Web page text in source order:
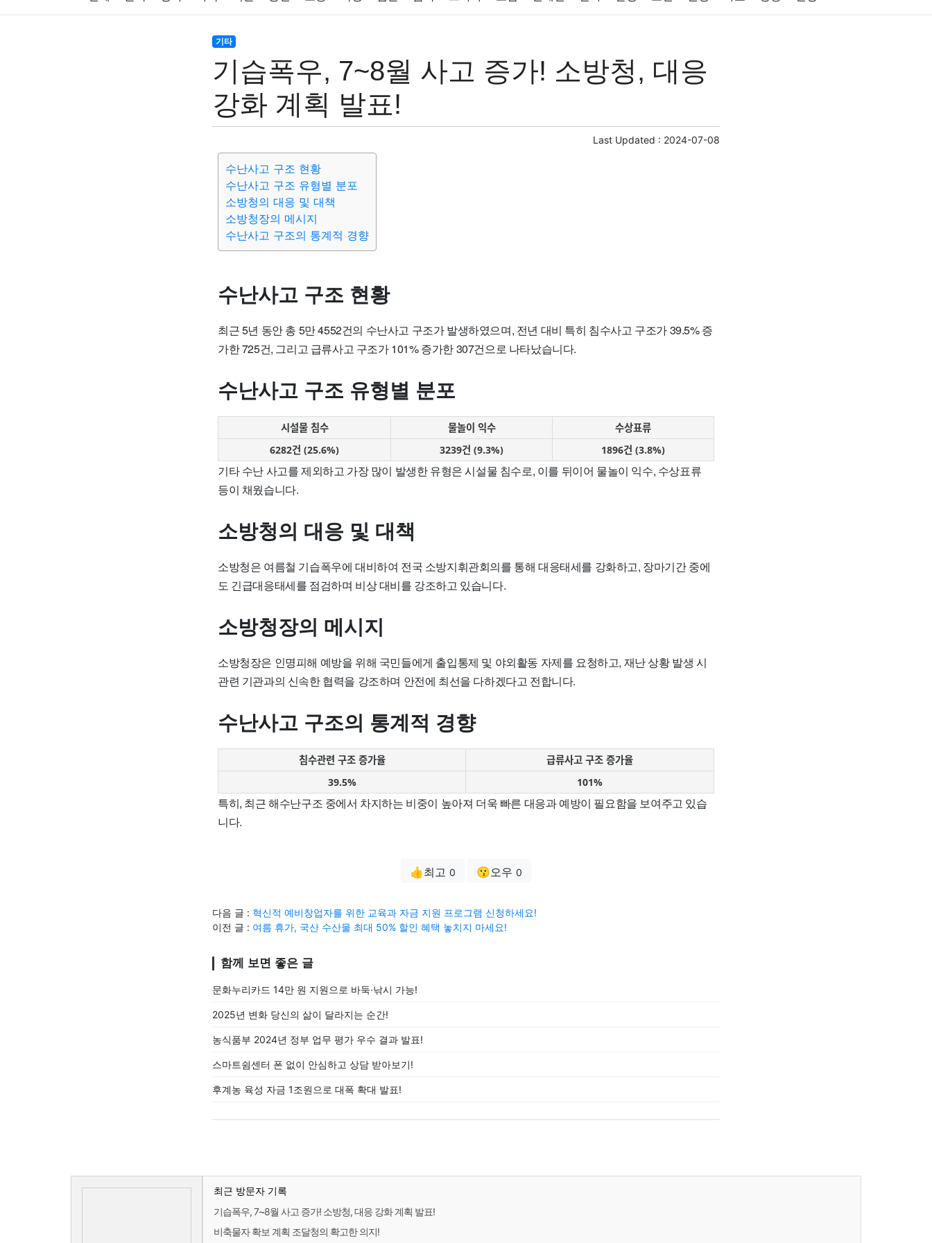
블록체인
여행 맛집 IT 컴퓨터 기술 종교 사회 정치 건강 의료 의학 경제 마케팅 부동산
기타
기습폭우, 7~8월 사고 증가! 소방청, 대응
강화 계획 발표!
Last Updated : 2024-07-08
수난사고 구조 현황
수난사고 구조 유형별 분포
소방청의 대응 및 대책
소방청장의 메시지
수난사고 구조의 통계적 경향
수난사고 구조 현황
최근 5년 동안 총 5만 4552건의 수난사고 구조가 발생하였으며, 전년 대비 특히 침수사고 구조가 39.5% 증
가한 725건, 그리고 급류사고 구조가 101% 증가한 307건으로 나타났습니다.
수난사고 구조 유형별 분포
시설물 침수 물놀이 익수
수상표류
6282건 (25.6%)
3239건 (9.3%) 1896건 (3.8%)
기타 수난 사고를 제외하고 가장 많이 발생한 유형은 시설물 침수로, 이를 뒤이어 물놀이 익수, 수상표류
등이 채웠습니다.
소방청의 대응 및 대책
소방청은 여름철 기습폭우에 대비하여 전국 소방지휘관회의를 통해 대응태세를 강화하고, 장마기간 중에
도 긴급대응태세를 점검하며 비상 대비를 강조하고 있습니다.
소방청장의 메시지
소방청장은 인명피해 예방을 위해 국민들에게 출입통제 및 야외활동 자제를 요청하고, 재난 상황 발생 시
관련 기관과의 신속한 협력을 강조하며 안전에 최선을 다하겠다고 전합니다.
수난사고 구조의 통계적 경향
침수관련 구조 증가율
급류사고 구조 증가율
39.5%
101%
특히, 최근 해수난구조 중에서 차지하는 비중이 높아져 더욱 빠른 대응과 예방이 필요함을 보여주고 있습
니다.
👍최고 0 😗오우 0
다음 글 : 혁신적 예비창업자를 위한 교육과 자금 지원 프로그램 신청하세요!
이전 글 : 여름 휴가, 국산 수산물 최대 50% 할인 혜택 놓치지 마세요!
함께 보면 좋은 글
문화누리카드 14만 원 지원으로 바둑·낚시 가능!
2025년 변화 당신의 삶이 달라지는 순간!
농식품부 2024년 정부 업무 평가 우수 결과 발표!
스마트쉼센터 폰 없이 안심하고 상담 받아보기!
후계농 육성 자금 1조원으로 대폭 확대 발표!
최근 방문자 기록
기습폭우, 7~8월 사고 증가! 소방청, 대응 강화 계획 발표!
비축물자 확보 계획 조달청의 확고한 의지!